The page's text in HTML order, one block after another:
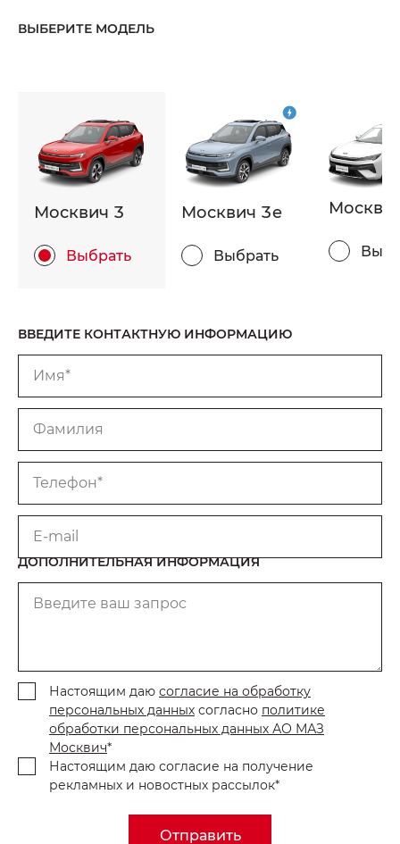
ВЫБЕРИТЕ МОДЕЛЬ
Москвич 3
Выбрать
Москвич 3e
Выбрать
ВВЕДИТЕ КОНТАКТНУЮ ИНФОРМАЦИЮ
Имя*
Фамилия
Телефон*
E-mail
ДОПОЛНИТЕЛЬНАЯ ИНФОРМАЦИЯ
Введите ваш запрос
Настоящим даю согласие на обработку
персональных данных согласно политике
обработки персональных данных АО МАЗ
Москвич*
Настоящим даю согласие на получение
рекламных и новостных рассылок*
Отправить